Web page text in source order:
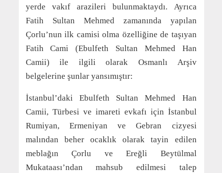
yerde vakıf arazileri bulunmaktaydı. Ayrıca
Fatih Sultan Mehmed zamanında yapılan
Çorlu’nun ilk camisi olma özelliğine de taşıyan
Fatih Cami (Ebulfeth Sultan Mehmed Han
Camii) ile ilgili olarak Osmanlı Arşiv
belgelerine şunlar yansımıştır:
İstanbul’daki Ebulfeth Sultan Mehmed Han
Camii, Türbesi ve imareti evkafı için İstanbul
Rumiyan, Ermeniyan ve Gebran cizyesi
malından beher ocaklık olarak tayin edilen
meblağın Çorlu ve Ereğli Beytülmal
Mukataası’ndan mahsub edilmesi talep